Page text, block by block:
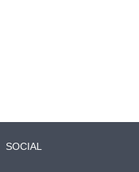
SOCIAL